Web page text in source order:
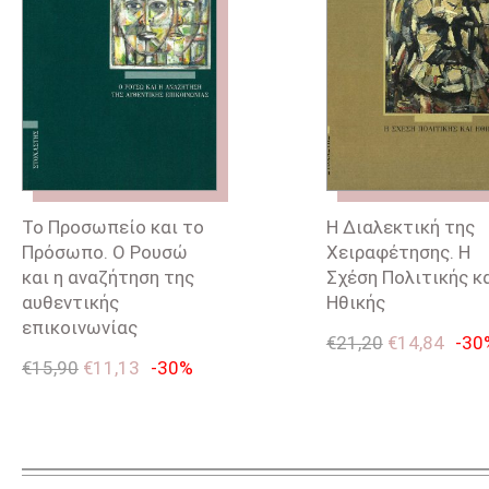
Το Προσωπείο και το
Πρόσωπο. Ο Ρουσώ
και η αναζήτηση της
αυθεντικής
επικοινωνίας
€15,90 €11,13 -30%
Η Διαλεκτική της
Χειραφέτησης. Η
Σχέση Πολιτικής
Ηθικής
€21,20 €14,84 -